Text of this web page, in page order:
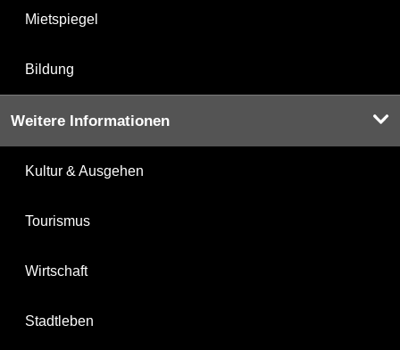
Mietspiegel
Bildung
Weitere Informationen
Kultur & Ausgehen
Tourismus
Wirtschaft
Stadtleben